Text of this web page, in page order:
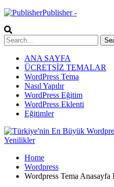
Publisher -
ANA SAYFA
ÜCRETSİZ TEMALAR
WordPress Tema
Nasıl Yapılır
WordPress Eğitim
WordPress Eklenti
Eğitimler
Home
Wordpress
Wordpress Tema Anasayfa